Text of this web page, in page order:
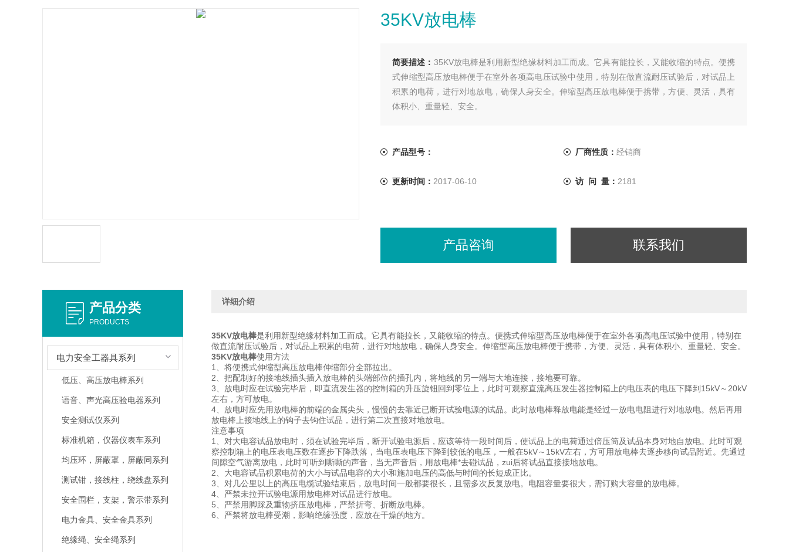
35KV放电棒
简要描述： 35KV放电棒是利用新型绝缘材料加工而成。它具有能拉长，又能收缩的特点。便携
式伸缩型高压放电棒便于在室外各项高电压试验中使用，特别在做直流耐压试验后，对试品上
积累的电荷，进行对地放电，确保人身安全。伸缩型高压放电棒便于携带，方便、灵活，具有
体积小、重量轻、安全。
产品型号： 厂商性质： 经销商
更新时间： 2017-06-10 访 问 量： 2181
产品咨询 联系我们
产品分类
PRODUCTS
电力安全工器具系列
低压、高压放电棒系列
语音、声光高压验电器系列
安全测试仪系列
标准机箱，仪器仪表车系列
均压环，屏蔽罩，屏蔽同系列
测试钳，接线柱，绕线盘系列
安全围栏，支架，警示带系列
电力金具、安全金具系列
绝缘绳、安全绳系列
详细介绍
35KV放电棒是利用新型绝缘材料加工而成。它具有能拉长，又能收缩的特点。便携式伸缩型高压放电棒便于在室外各项高电压试验中使用，特别在
做直流耐压试验后，对试品上积累的电荷，进行对地放电，确保人身安全。伸缩型高压放电棒便于携带，方便、灵活，具有体积小、重量轻、安全。
35KV放电棒使用方法
1、将便携式伸缩型高压放电棒伸缩部分全部拉出。
2、把配制好的接地线插头插入放电棒的头端部位的插孔内，将地线的另一端与大地连接，接地要可靠。
3、放电时应在试验完毕后，即直流发生器的控制箱的升压旋钮回到零位上，此时可观察直流高压发生器控制箱上的电压表的电压下降到15kV～20kV
左右，方可放电。
4、放电时应先用放电棒的前端的金属尖头，慢慢的去靠近已断开试验电源的试品。此时放电棒释放电能是经过一放电电阻进行对地放电。然后再用
放电棒上接地线上的钩子去钩住试品，进行第二次直接对地放电。
注意事项
1、对大电容试品放电时，须在试验完毕后，断开试验电源后，应该等待一段时间后，使试品上的电荷通过倍压筒及试品本身对地自放电。此时可观
察控制箱上的电压表电压数在逐步下降跌落，当电压表电压下降到较低的电压，一般在5kV～15kV左右，方可用放电棒去逐步移向试品附近。先通过
间隙空气游离放电，此时可听到嘶嘶的声音，当无声音后，用放电棒*去碰试品，zui后将试品直接接地放电。
2、大电容试品积累电荷的大小与试品电容的大小和施加电压的高低与时间的长短成正比。
3、对几公里以上的高压电缆试验结束后，放电时间一般都要很长，且需多次反复放电。电阻容量要很大，需订购大容量的放电棒。
4、严禁未拉开试验电源用放电棒对试品进行放电。
5、严禁用脚踩及重物挤压放电棒，严禁折弯、折断放电棒。
6、严禁将放电棒受潮，影响绝缘强度，应放在干燥的地方。